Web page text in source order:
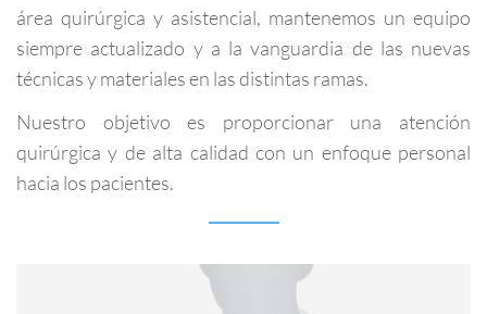
área quirúrgica y asistencial, mantenemos un equipo
siempre actualizado y a la vanguardia de las nuevas
técnicas y materiales en las distintas ramas.
Nuestro objetivo es proporcionar una atención
quirúrgica y de alta calidad con un enfoque personal
hacia los pacientes.